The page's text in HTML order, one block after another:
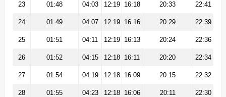
23 01:48 04:03 12:19 16:18 20:33 22:41
24 01:49 04:07 12:19 16:16 20:29 22:39
25 01:51 04:11 12:19 16:13 20:24 22:36
26 01:52 04:15 12:18 16:11 20:20 22:34
27 01:54 04:19 12:18 16:09 20:15 22:32
28 01:55 04:23 12:18 16:06 20:11 22:30